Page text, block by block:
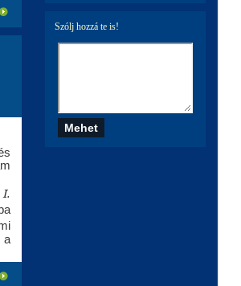
I.
a
Szólj hozzá te is!